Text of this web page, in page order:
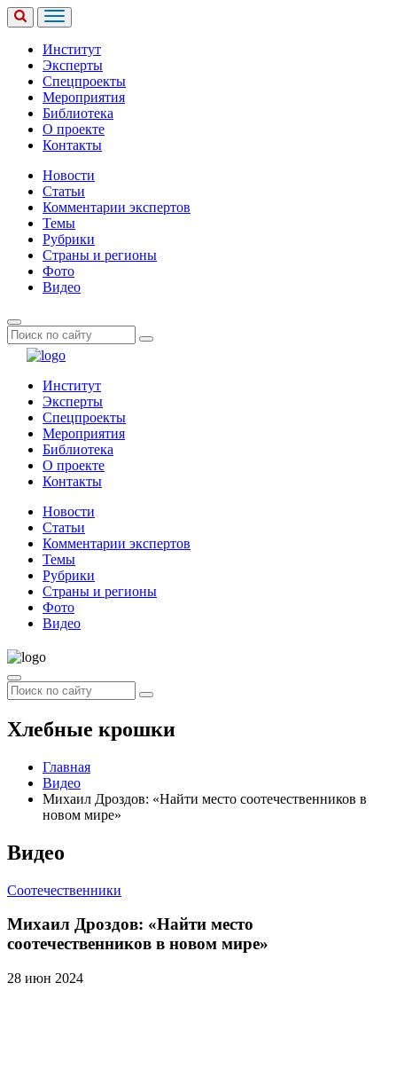
Институт
Эксперты
Спецпроекты
Мероприятия
Библиотека
О проекте
Контакты
Новости
Статьи
Комментарии экспертов
Темы
Рубрики
Страны и регионы
Фото
Видео
Институт
Эксперты
Спецпроекты
Мероприятия
Библиотека
О проекте
Контакты
Новости
Статьи
Комментарии экспертов
Темы
Рубрики
Страны и регионы
Фото
Видео
Хлебные крошки
Главная
Видео
Михаил Дроздов: «Найти место соотечественников в
новом мире»
Видео
Соотечественники
Михаил Дроздов: «Найти место
соотечественников в новом мире»
28 июн 2024